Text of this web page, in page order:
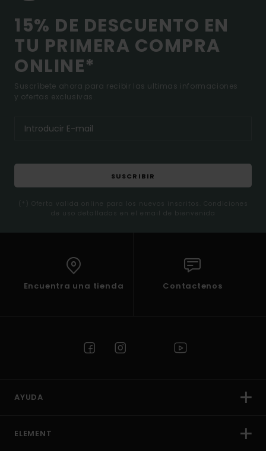
15% DE DESCUENTO EN
TU PRIMERA COMPRA
ONLINE*
Suscríbete ahora para recibir las ultimas informaciones
y ofertas exclusivas.
SUSCRIBIR
(*) Oferta valida online para los nuevos inscritos. Condiciones
de uso detalladas en el email de bienvenida
Encuentra una tienda Contactenos
AYUDA
ELEMENT